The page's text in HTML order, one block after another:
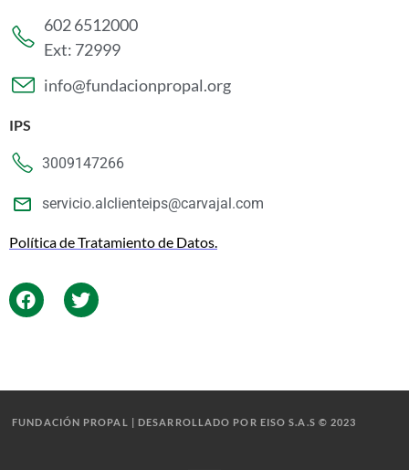
602 6512000
Ext: 72999
info@fundacionpropal.org
IPS
3009147266
servicio.alclienteips@carvajal.com
Política de Tratamiento de Datos.
FUNDACIÓN PROPAL | DESARROLLADO POR EISO S.A.S © 2023